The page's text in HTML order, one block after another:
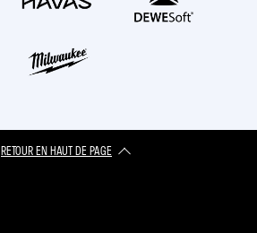
RETOUR EN HAUT DE PAGE